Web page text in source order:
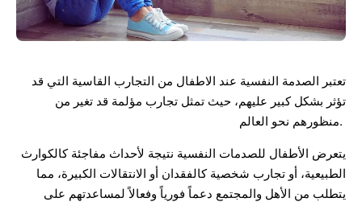
تعتبر الصدمة النفسية عند الاطفال من التجارب القاسية التي قد
تؤثر بشكل كبير عليهم، حيث تمثل تجارب مؤلمة قد تغير من
منظورهم نحو العالم.
يتعرض الأطفال للصدمات النفسية نتيجة لأحداث مفاجئة كالكوارث
الطبيعية، أو تجارب شخصية كالفقدان أو الانتقالات الكبيرة، مما
يتطلب من الأهل والمجتمع دعماً فورياً وفعالاً لمساعدتهم على